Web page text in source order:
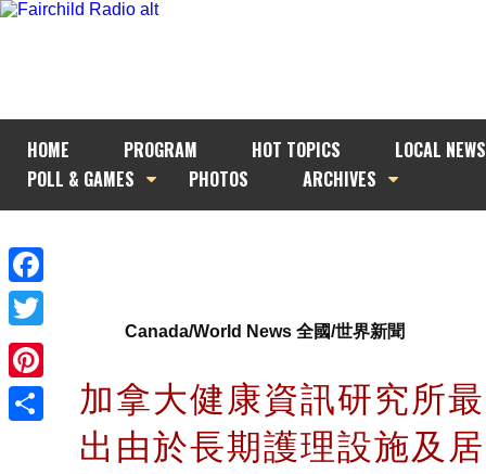
HOME PROGRAM HOT TOPICS
LOCAL NEWS
POLL & GAMES
PHOTOS ARCHIVES
Facebook
Twitter
Pinterest
Canada/World News 全國/世界新聞
加拿大健康資訊研究所
出由於長期護理設施及